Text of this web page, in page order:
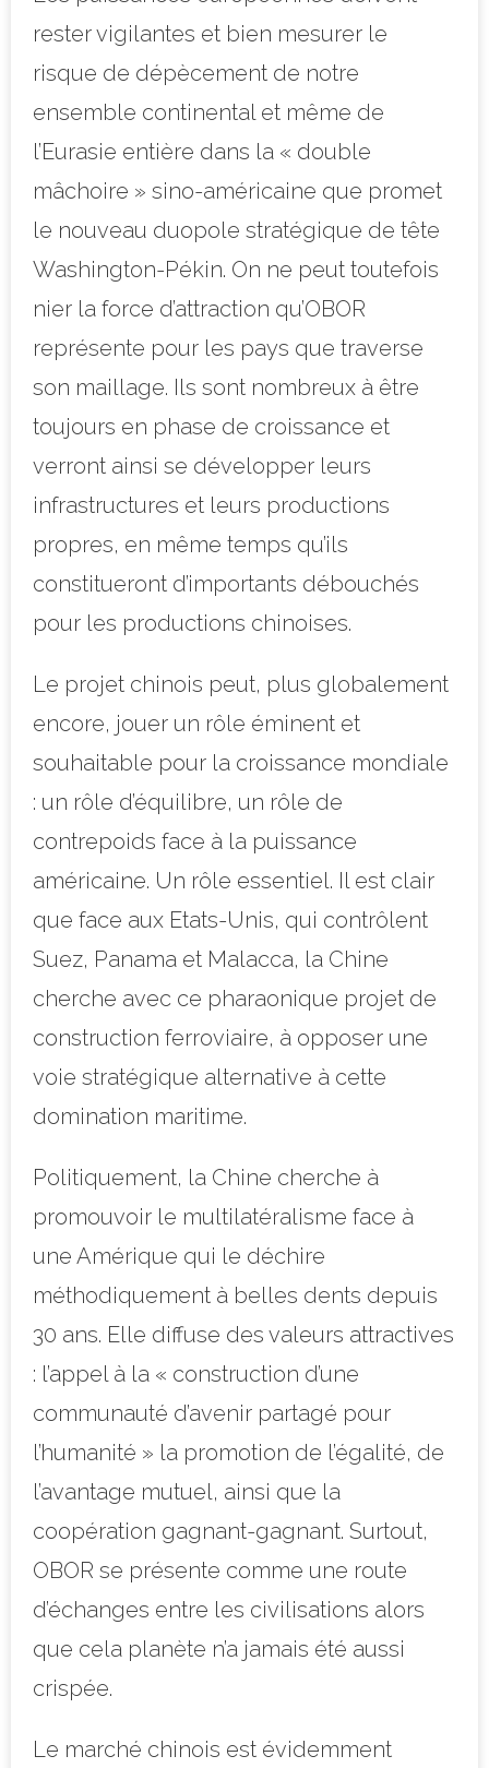
rester vigilantes et bien mesurer le
risque de dépècement de notre
ensemble continental et même de
l’Eurasie entière dans la « double
mâchoire » sino-américaine que promet
le nouveau duopole stratégique de tête
Washington-Pékin. On ne peut toutefois
nier la force d’attraction qu’OBOR
représente pour les pays que traverse
son maillage. Ils sont nombreux à être
toujours en phase de croissance et
verront ainsi se développer leurs
infrastructures et leurs productions
propres, en même temps qu’ils
constitueront d’importants débouchés
pour les productions chinoises.
Le projet chinois peut, plus globalement
encore, jouer un rôle éminent et
souhaitable pour la croissance mondiale
: un rôle d’équilibre, un rôle de
contrepoids face à la puissance
américaine. Un rôle essentiel. Il est clair
que face aux Etats-Unis, qui contrôlent
Suez, Panama et Malacca, la Chine
cherche avec ce pharaonique projet de
construction ferroviaire, à opposer une
voie stratégique alternative à cette
domination maritime.
Politiquement, la Chine cherche à
promouvoir le multilatéralisme face à
une Amérique qui le déchire
méthodiquement à belles dents depuis
30 ans. Elle diffuse des valeurs attractives
: l’appel à la « construction d’une
communauté d’avenir partagé pour
l’humanité » la promotion de l’égalité, de
l’avantage mutuel, ainsi que la
coopération gagnant-gagnant. Surtout,
OBOR se présente comme une route
d’échanges entre les civilisations alors
que cela planète n’a jamais été aussi
crispée.
Le marché chinois est évidemment